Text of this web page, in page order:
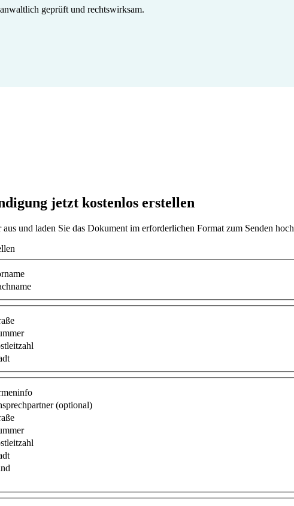
geprüft und rechtswirksam.
jetzt kostenlos erstellen
und laden Sie das Dokument im erforderlichen Format zum Senden hoch
(optional)